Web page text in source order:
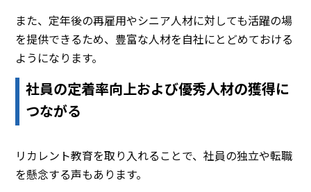
また、定年後の再雇用やシニア人材に対しても活躍の場
を提供できるため、豊富な人材を自社にとどめておける
ようになります。
社員の定着率向上および優秀人材の獲得に
つながる
リカレント教育を取り入れることで、社員の独立や転職
を懸念する声もあります。